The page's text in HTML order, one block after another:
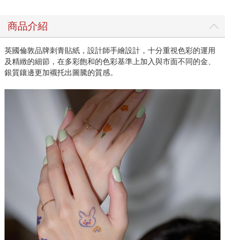
商品介紹
英國倫敦品牌刺青貼紙，設計師手繪設計，十分重視色彩的運用
及精緻的細節，在多彩飽和的色彩基準上加入與市面不同的金、
銀質鑲邊更加襯托出圖騰的質感。